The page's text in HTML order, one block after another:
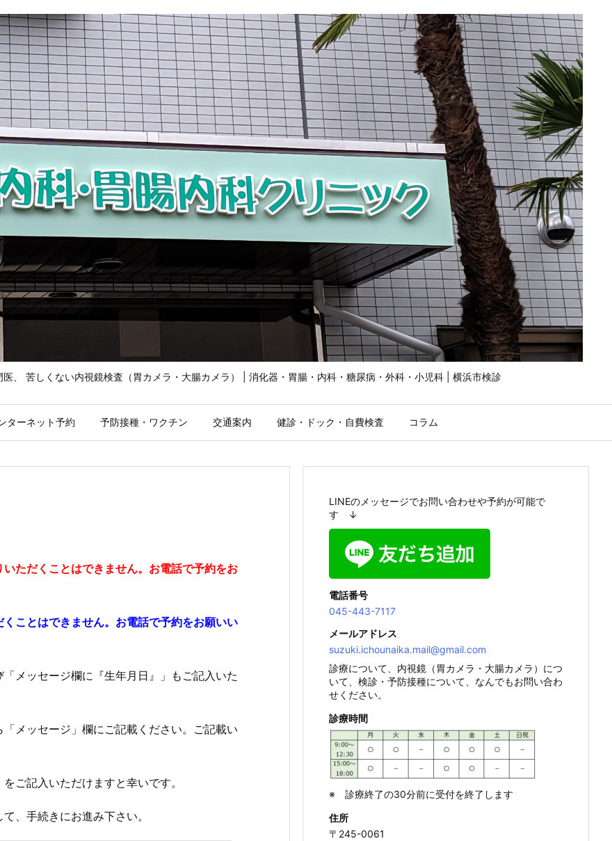
、 苦しくない内視鏡検査（胃カメラ・大腸カメラ） | 消化器・胃腸・内科・糖尿病・外科・小児科 | 横浜市検診
ターネット予約 予防接種・ワクチン 交通案内 健診・ドック・自費検査 コラム
ただくことはできません。お電話で予約をお
ことはできません。お電話で予約をお願いい
メッセージ欄に『生年月日』」もご記入いた
メッセージ」欄にご記載ください。ご記載い
ご記入いただけますと幸いです。
、手続きにお進み下さい。
LINEのメッセージでお問い合わせや予約が可能で
す ↓
電話番号
045-443-7117
メールアドレス
suzuki.ichounaika.mail@gmail.com
診療について、内視鏡（胃カメラ・大腸カメラ）につ
いて、検診・予防接種について、なんでもお問い合わ
せください。
診療時間
※ 診療終了の30分前に受付を終了します
住所
〒245-0061